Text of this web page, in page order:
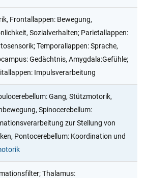
Frontallappen: Bewegung,
Sozialverhalten; Parietallappen:
Temporallappen: Sprache,
Gedächtnis, Amygdala:Gefühle;
Impulsverarbeitung
Gang, Stützmotorik,
Spinocerebellum:
zur Stellung von
Pontocerebellum: Koordination und
Thalamus: